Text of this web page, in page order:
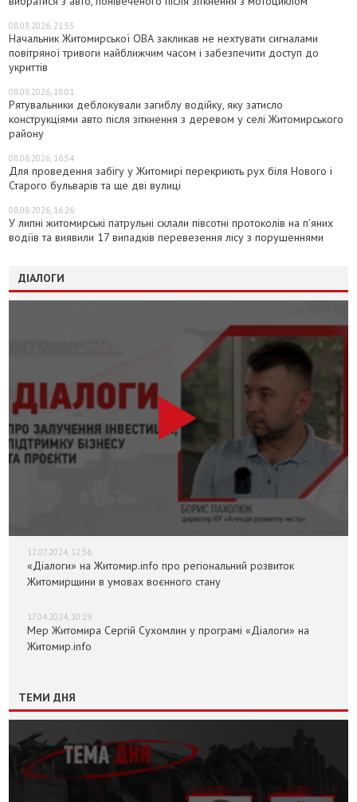
08.08.2026, 21:53
Начальник Житомирської ОВА закликав не нехтувати сигналами
повітряної тривоги найближчим часом і забезпечити доступ до
укриттів
08.08.2026, 18:01
Рятувальники деблокували загиблу водійку, яку затисло
конструкціями авто після зіткнення з деревом у селі Житомирського
району
08.08.2026, 16:54
Для проведення забігу у Житомирі перекриють рух біля Нового і
Старого бульварів та ще дві вулиці
08.08.2026, 16:26
У липні житомирські патрульні склали півсотні протоколів на пʼяних
водіїв та виявили 17 випадків перевезення лісу з порушеннями
ДІАЛОГИ
12.07.2024, 12:36
«Діалоги» на Житомир.info про регіональний розвиток
Житомирщини в умовах воєнного стану
17.04.2024, 10:29
Мер Житомира Сергій Сухомлин у програмі «Діалоги» на
Житомир.info
ТЕМИ ДНЯ